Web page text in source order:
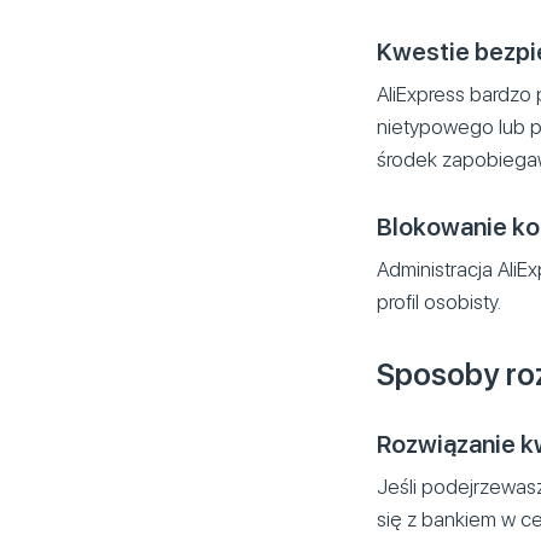
Kwestie
AliExpress
nietypowego lub
środek
Blokowanie
Administracja
profil osobisty.
Sposoby
Rozwiązanie
Jeśli
się z bankiem w